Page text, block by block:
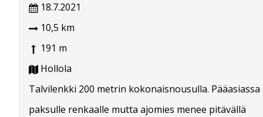
18.7.2021
10,5 km
191 m
Hollola
Talvilenkki 200 metrin kokonaisnousulla. Pääasiassa
paksulle renkaalle mutta ajomies menee pitävällä